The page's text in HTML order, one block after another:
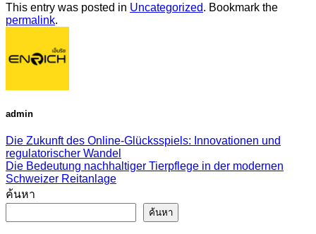
This entry was posted in Uncategorized. Bookmark the
permalink.
admin
Die Zukunft des Online-Glücksspiels: Innovationen und
regulatorischer Wandel
Die Bedeutung nachhaltiger Tierpflege in der modernen
Schweizer Reitanlage
ค้นหา
ค้นหา